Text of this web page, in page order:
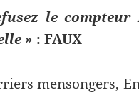
le
» : FAUX
mensongers,